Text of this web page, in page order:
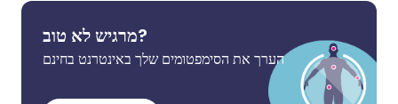
מרגיש לא טוב?
הערך את הסימפטומים שלך באינטרנט בחינם